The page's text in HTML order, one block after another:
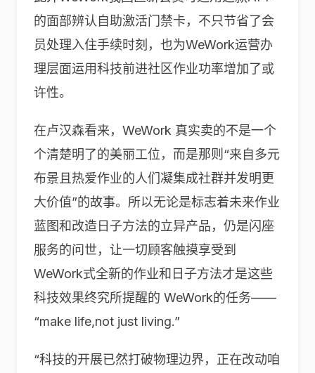
的面部辨认自助激活门禁卡，不只节省了会
员处理入住手续时刻，也为WeWork运营办
理层面运用科技前进社区作业功率增加了或
许性。
在卢汉森看来，WeWork 真实卖的不是一个
个清楚明了的美丽工位，而是那则“来自多元
布景且热爱作业的人们凝集成社群并发明更
大价值”的故事。所以无论是标志着未来作业
蓝图和改造日子方法的立异产品，仍是闪座
服务的问世，让一切顾客触摸享受到
WeWork式全新的作业和日子方法才是这些
科技效果终究所提醒的 WeWork的任务——
“make life,not just living.”
“科技的开展已然打破物理边界，正在改动咱